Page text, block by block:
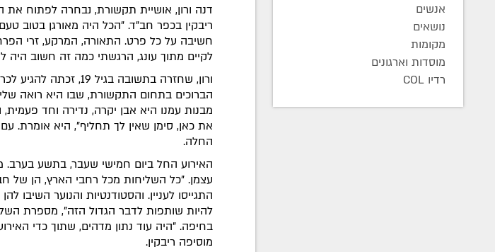
אנשים
נושאים
מקומות
מוסדות וארגונים
רדיו COL
דנה ורון, אושיית תקשורת, נבחרה לפתוח את
ריבקין בכפר חב"ד. "הכל היה מאורגן בטוב
חשיבה על כל פרט. התאורה, המרקע, זרי
לקיים מתוך עונג, הרגשתי כמה זה חשוב היה
ורון, שחזרה בתשובה
הברוכים בתחום התקשורת, שבו היא רואה
מבנות עמנו היא אבן יקרה, נדירה וחד
את כאן, סימן שאין לך תחליף", היא אומרת.
החלה.
האירוע החל ביום חמישי שעבר, בתשע
עצמן. "כל השליחות מכל רחבי הארץ, הן של
התגייסו לעניין. והסטודנטיות והנוער השיבו
להיות שותפות לדבר הגדול הזה", מספרת
מוסיפה ריבקין.